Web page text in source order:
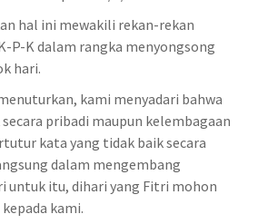
hal ini mewakili rekan-rekan
P-K dalam rangka menyongsong
hari.
kami menyadari bahwa
pribadi maupun kelembagaan
kata yang tidak baik secara
dalam mengembang
untuk itu, dihari yang Fitri mohon
kami.